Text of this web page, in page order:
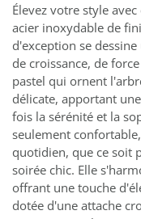
Élevez votre style
acier inoxydable de
d'exception se
de croissance, de
pastel qui ornent
délicate, apportant
fois la sérénité et la
seulement
quotidien, que ce soit
soirée chic. Elle
offrant une touche
dotée d'une attache